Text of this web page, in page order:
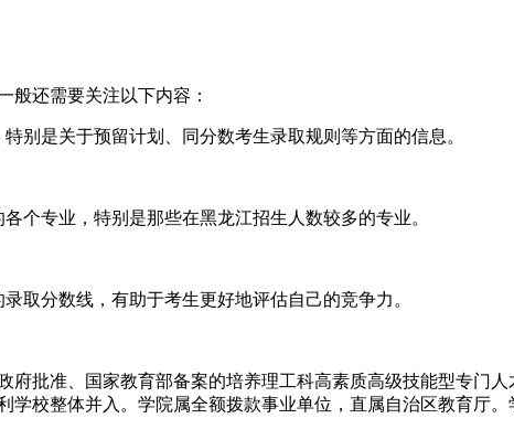
般还需要关注以下内容：
别是关于预留计划、同分数考生录取规则等方面的信息。
个专业，特别是那些在黑龙江招生人数较多的专业。
取分数线，有助于考生更好地评估自己的竞争力。
府批准、国家教育部备案的培养理工科高素质高级技能型专门
学校整体并入。学院属全额拨款事业单位，直属自治区教育厅